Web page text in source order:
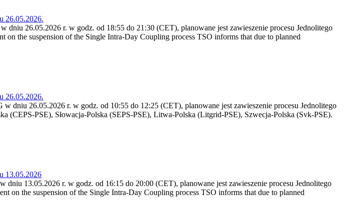
26.05.2026.
26.05.2026 r. w godz. od 18:55 do 21:30 (CET), planowane jest zawieszenie procesu Jednolitego
the suspension of the Single Intra-Day Coupling process TSO informs that due to planned
26.05.2026.
dniu 26.05.2026 r. w godz. od 10:55 do 12:25 (CET), planowane jest zawieszenie procesu Jednolitego
(CEPS-PSE), Słowacja-Polska (SEPS-PSE), Litwa-Polska (Litgrid-PSE), Szwecja-Polska (Svk-PSE).
13.05.2026
13.05.2026 r. w godz. od 16:15 do 20:00 (CET), planowane jest zawieszenie procesu Jednolitego
on the suspension of the Single Intra-Day Coupling process TSO informs that due to planned